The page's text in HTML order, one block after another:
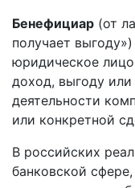
Бенефициар (от
получает
юридическое
доход, выгоду
деятельности
или конкретной
В российских
банковской